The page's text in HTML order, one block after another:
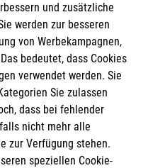
und zusätzliche
werden zur besseren
von Werbekampagnen,
bedeutet, dass Cookies
verwendet werden. Sie
Sie zulassen
dass bei fehlender
nicht mehr alle
zur Verfügung stehen.
speziellen Cookie-